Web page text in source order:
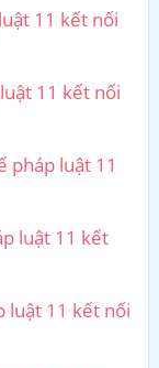
11 kết nối
11 kết nối
pháp luật 11
luật 11 kết
luật 11 kết nối